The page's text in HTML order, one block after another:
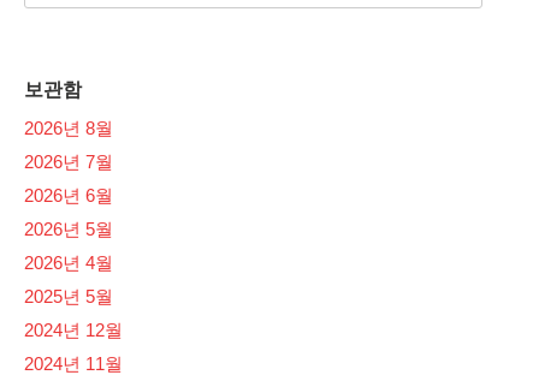
보관함
2026년 8월
2026년 7월
2026년 6월
2026년 5월
2026년 4월
2025년 5월
2024년 12월
2024년 11월